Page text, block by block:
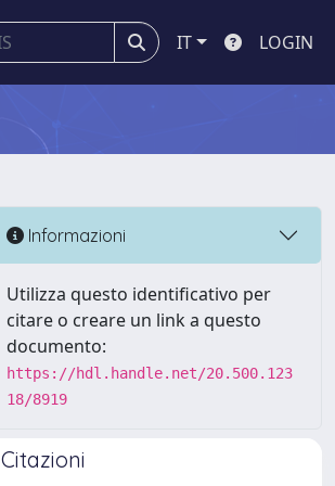
IT LOGIN
Informazioni
Utilizza questo identificativo per
citare o creare un link a questo
documento:
https://hdl.handle.net/20.500.123
18/8919
Citazioni